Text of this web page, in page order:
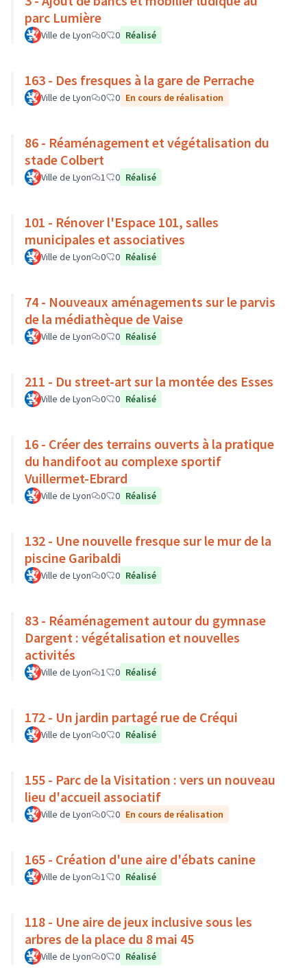
parc Lumière
Ville de Lyon 0 0 Réalisé
163 - Des fresques à la gare de Perrache
Ville de Lyon 0 0 En cours de réalisation
86 - Réaménagement et végétalisation du
stade Colbert
Ville de Lyon 1 0 Réalisé
101 - Rénover l'Espace 101, salles
municipales et associatives
Ville de Lyon 0 0 Réalisé
74 - Nouveaux aménagements sur le parvis
de la médiathèque de Vaise
Ville de Lyon 0 0 Réalisé
211 - Du street-art sur la montée des Esses
Ville de Lyon 0 0 Réalisé
16 - Créer des terrains ouverts à la pratique
du handifoot au complexe sportif
Vuillermet-Ebrard
Ville de Lyon 0 0 Réalisé
132 - Une nouvelle fresque sur le mur de la
piscine Garibaldi
Ville de Lyon 0 0 Réalisé
83 - Réaménagement autour du gymnase
Dargent : végétalisation et nouvelles
activités
Ville de Lyon 1 0 Réalisé
172 - Un jardin partagé rue de Créqui
Ville de Lyon 0 0 Réalisé
155 - Parc de la Visitation : vers un nouveau
lieu d'accueil associatif
Ville de Lyon 0 0 En cours de réalisation
165 - Création d'une aire d'ébats canine
Ville de Lyon 1 0 Réalisé
118 - Une aire de jeux inclusive sous les
arbres de la place du 8 mai 45
Ville de Lyon 0 0 Réalisé